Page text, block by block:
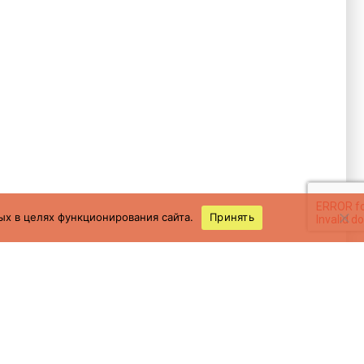
в целях функционирования сайта. Принять